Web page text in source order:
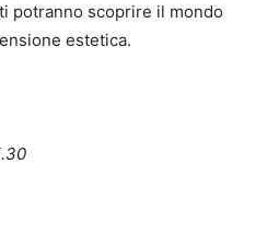
potranno scoprire il mondo
estetica.